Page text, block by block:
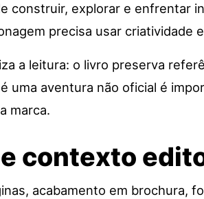
construir, explorar e enfrentar
precisa usar criatividade
a leitura: o livro preserva
uma aventura não oficial é
marca.
contexto
acabamento em brochura,